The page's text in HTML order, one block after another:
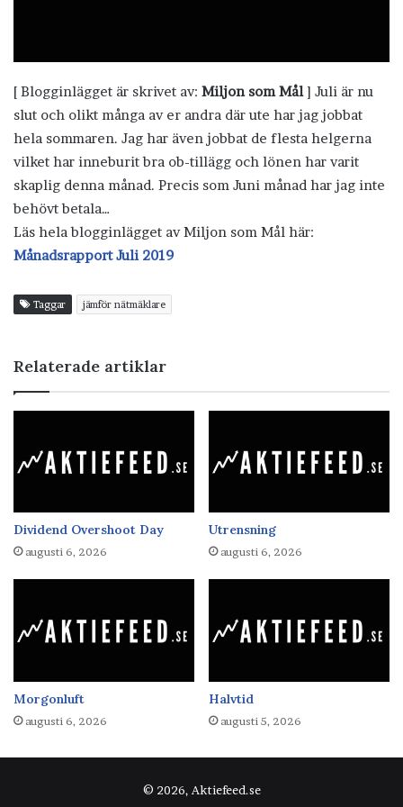
[ Blogginlägget är skrivet av: Miljon som Mål] Juli är nu
slut och olikt många av er andra där ute har jag jobbat
hela sommaren. Jag har även jobbat de flesta helgerna
vilket har inneburit bra ob-tillägg och lönen har varit
skaplig denna månad. Precis som Juni månad har jag inte
behövt betala…
Läs hela blogginlägget av Miljon som Mål här:
Månadsrapport Juli 2019
Taggar jämför nätmäklare
Relaterade artiklar
Dividend Overshoot Day
augusti 6, 2026
Utrensning
augusti 6, 2026
Morgonluft
augusti 6, 2026
Halvtid
augusti 5, 2026
© 2026, Aktiefeed.se